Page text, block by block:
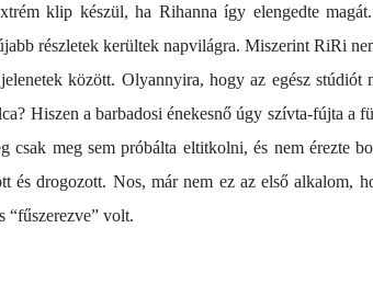
klip készül, ha Rihanna így elengedte
részletek kerültek napvilágra. Miszerint RiRi
között. Olyannyira, hogy az egész stúdiót
Hiszen a barbadosi énekesnő úgy szívta-fújta a
csak meg sem próbálta eltitkolni, és nem érezte
és drogozott. Nos, már nem ez az első alkalom,
“fűszerezve” volt.